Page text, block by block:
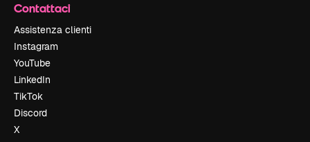
Contattaci
Assistenza clienti
Instagram
YouTube
LinkedIn
TikTok
Discord
X